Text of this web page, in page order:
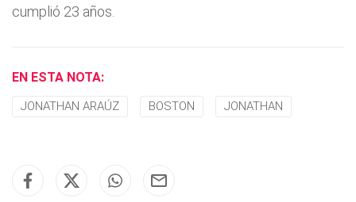
cumplió 23 años.
EN ESTA NOTA:
JONATHAN ARAÚZ BOSTON JONATHAN